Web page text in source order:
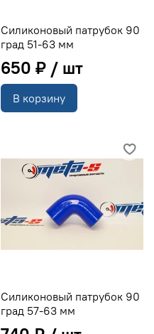
Силиконовый патрубок 90
град 51-63 мм
650 ₽
В корзину
Силиконовый патрубок 90
град 57-63 мм